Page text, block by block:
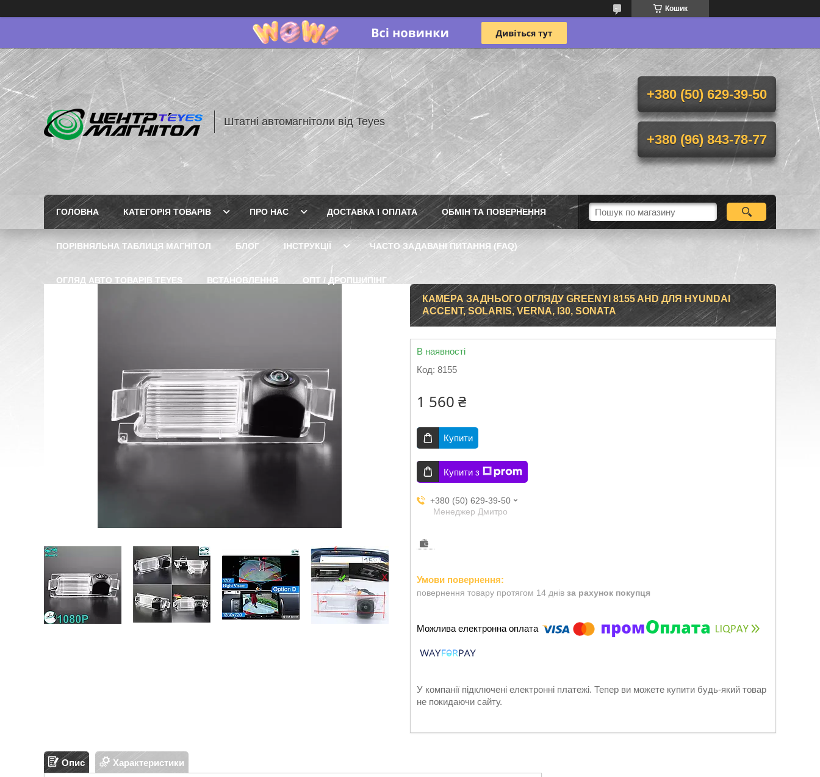
Кошик
Штатні автомагнітоли від Teyes
+380 (50) 629-39-50
+380 (96) 843-78-77
ГОЛОВНА КАТЕГОРІЯ ТОВАРІВ ПРО НАС ДОСТАВКА І ОПЛАТА ОБМІН ТА ПОВЕРНЕННЯ
ПОРІВНЯЛЬНА ТАБЛИЦЯ МАГНІТОЛ БЛОГ ІНСТРУКЦІЇ ЧАСТО ЗАДАВАНІ ПИТАННЯ (FAQ)
ОГЛЯД АВТО ТОВАРІВ TEYES ВСТАНОВЛЕННЯ ОПТ / ДРОПШИПІНГ
КАМЕРА ЗАДНЬОГО ОГЛЯДУ GREENYI 8155 AHD ДЛЯ HYUNDAI
ACCENT, SOLARIS, VERNA, I30, SONATA
В наявності
Код: 8155
1 560 ₴
Купити
Купити з
+380 (50) 629-39-50
Менеджер Дмитро
повернення товару протягом 14 днів за рахунок покупця
У компанії підключені електронні платежі. Тепер ви можете купити будь-який товар
не покидаючи сайту.
Опис Характеристики